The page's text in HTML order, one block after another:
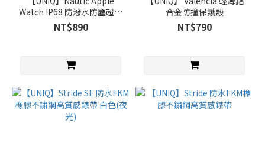
Watch IP68 防潑水防塵超輕
量曲面玻璃錶殼 42 / 46 mm
NT$890
合金防撞保護殼
NT$790